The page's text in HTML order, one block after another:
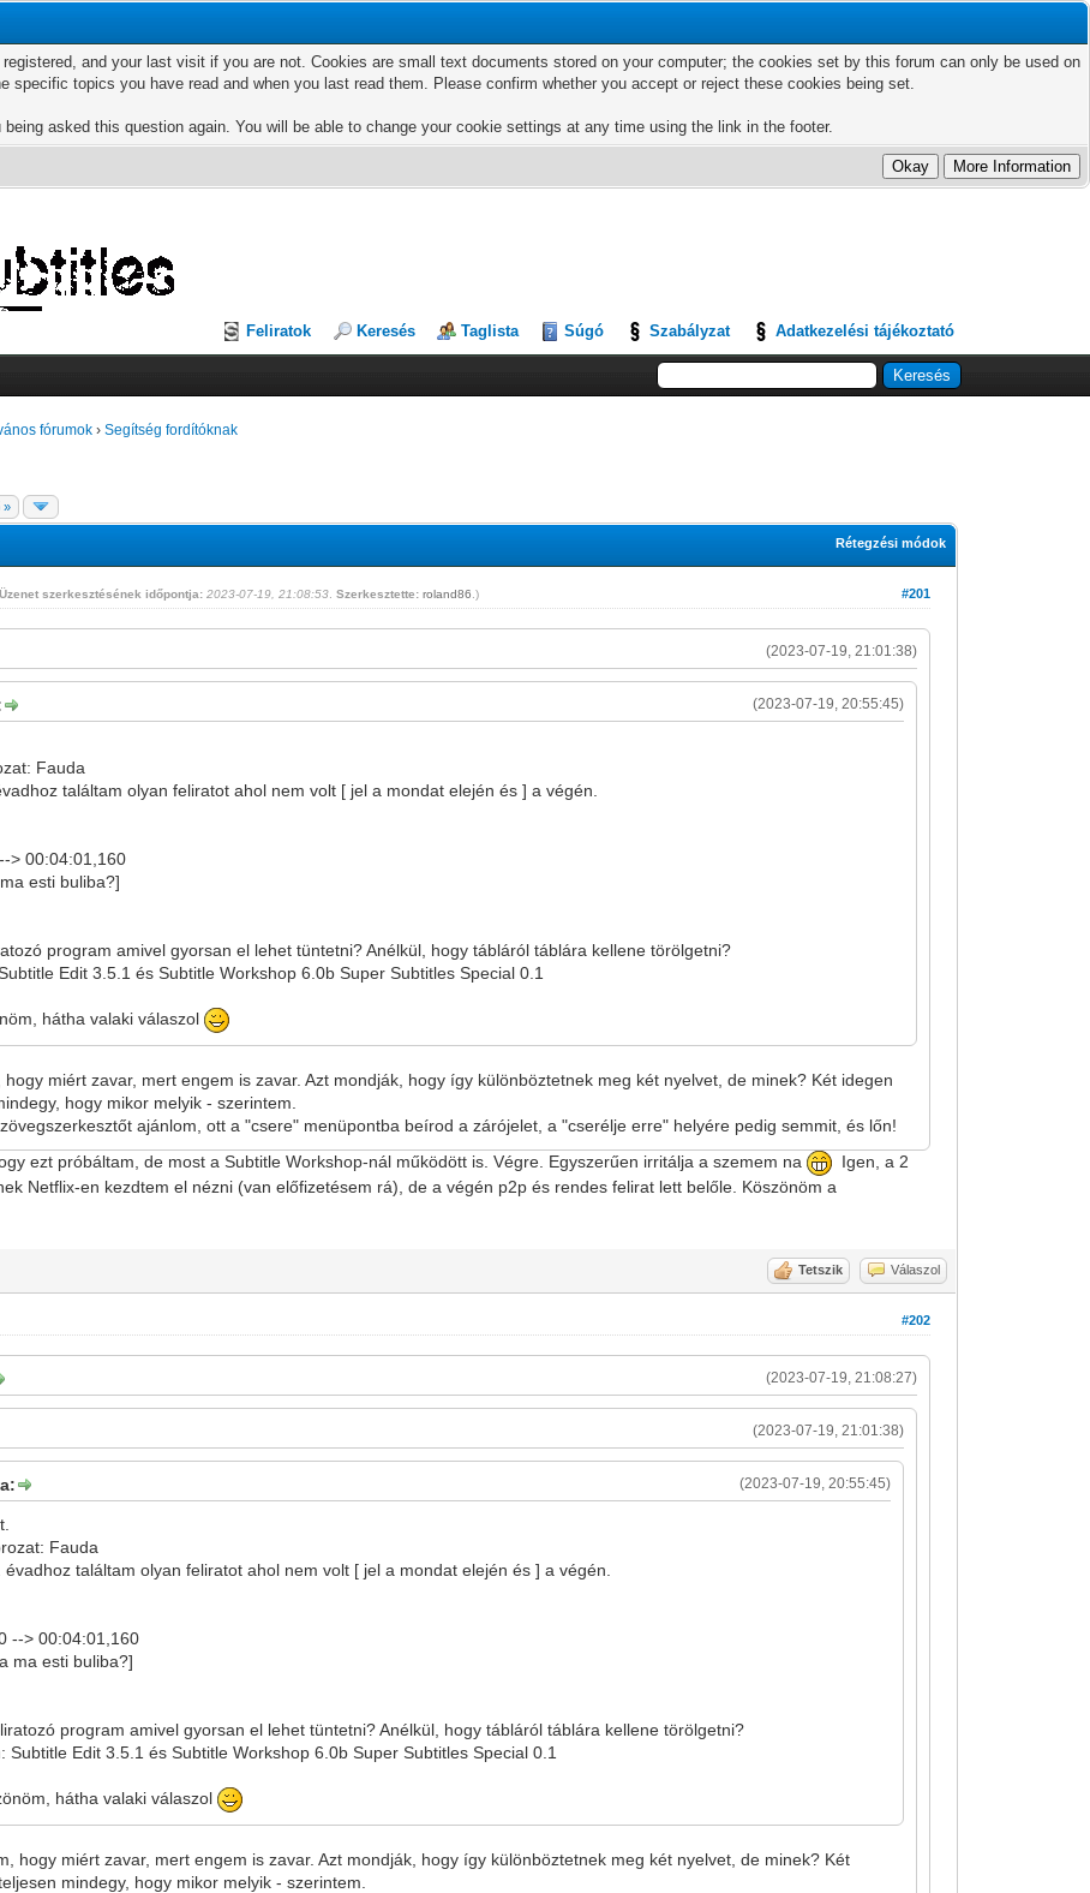
and your last visit if you are not. Cookies are small text documents stored on your computer; the cookies set by this forum can only be used on
topics you have read and when you last read them. Please confirm whether you accept or reject these cookies being set.
asked this question again. You will be able to change your cookie settings at any time using the link in the footer.
Feliratok Keresés Taglista Súgó Szabályzat Adatkezelési tájékoztató
fórumok ›Segítség fordítóknak
»
Rétegzési módok
#201
Üzenet szerkesztésének időpontja: 2023-07-19, 21:08:53 .Szerkesztette: roland86 .)
(2023-07-19, 21:01:38)
(2023-07-19, 20:55:45)
Fauda
találtam olyan feliratot ahol nem volt [ jel a mondat elején és ] a végén.
> 00:04:01,160
esti buliba?]
program amivel gyorsan el lehet tüntetni? Anélkül, hogy tábláról táblára kellene törölgetni?
Edit 3.5.1 és Subtitle Workshop 6.0b Super Subtitles Special 0.1
hátha valaki válaszol
hogy miért zavar, mert engem is zavar. Azt mondják, hogy így különböztetnek meg két nyelvet, de minek? Két idegen
hogy mikor melyik - szerintem.
ajánlom, ott a "csere" menüpontba beírod a zárójelet, a "cserélje erre" helyére pedig semmit, és lőn!
ezt próbáltam, de most a Subtitle Workshop-nál működött is. Végre. Egyszerűen irritálja a szemem na
Igen, a 2
Netflix-en kezdtem el nézni (van előfizetésem rá), de a végén p2p és rendes felirat lett belőle. Köszönöm a
Tetszik Válaszol
#202
(2023-07-19, 21:08:27)
(2023-07-19, 21:01:38)
(2023-07-19, 20:55:45)
Fauda
évadhoz találtam olyan feliratot ahol nem volt [ jel a mondat elején és ] a végén.
--> 00:04:01,160
ma esti buliba?]
program amivel gyorsan el lehet tüntetni? Anélkül, hogy tábláról táblára kellene törölgetni?
Subtitle Edit 3.5.1 és Subtitle Workshop 6.0b Super Subtitles Special 0.1
hátha valaki válaszol
hogy miért zavar, mert engem is zavar. Azt mondják, hogy így különböztetnek meg két nyelvet, de minek? Két
mindegy, hogy mikor melyik - szerintem.